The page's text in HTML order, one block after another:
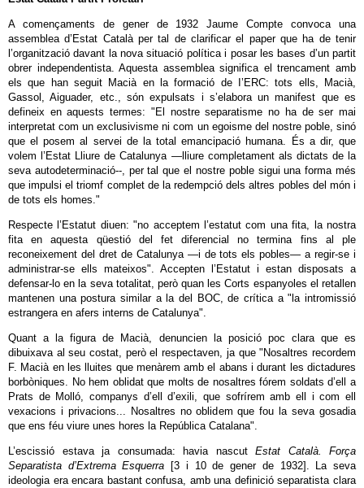
A començaments de gener de 1932 Jaume Compte convoca una
assemblea d’Estat Català per tal de clarificar el paper que ha de tenir
l’organització davant la nova situació política i posar les bases d’un partit
obrer independentista. Aquesta assemblea significa el trencament amb
els que han seguit Macià en la formació de I’ERC: tots ells, Macià,
Gassol, Aiguader, etc., són expulsats i s’elabora un manifest que es
defineix en aquests termes: "El nostre separatisme no ha de ser mai
interpretat com un exclusivisme ni com un egoisme del nostre poble, sinó
que el posem al servei de la total emancipació humana. És a dir, que
volem l’Estat Lliure de Catalunya —lliure completament als dictats de la
seva autodeterminació--, per tal que el nostre poble sigui una forma més
que impulsi el triomf complet de la redempció dels altres pobles del món i
de tots els homes."
Respecte l’Estatut diuen: "no acceptem l’estatut com una fita, la nostra
fita en aquesta qüestió del fet diferencial no termina fins al ple
reconeixement del dret de Catalunya —i de tots els pobles— a regir-se i
administrar-se ells mateixos". Accepten l’Estatut i estan disposats a
defensar-lo en la seva totalitat, però quan les Corts espanyoles el retallen
mantenen una postura similar a la del BOC, de crítica a "la intromissió
estrangera en afers interns de Catalunya".
Quant a la figura de Macià, denuncien la posició poc clara que es
dibuixava al seu costat, però el respectaven, ja que "Nosaltres recordem
F. Macià en les lluites que menàrem amb el abans i durant les dictadures
borbòniques. No hem oblidat que molts de nosaltres fórem soldats d’ell a
Prats de Molló, companys d’ell d’exili, que sofrírem amb ell i com ell
vexacions i privacions... Nosaltres no oblidem que fou la seva gosadia
que ens féu viure unes hores la República Catalana".
L’escissió estava ja consumada: havia nascut Estat Català. Força
Separatista d’Extrema Esquerra [3 i 10 de gener de 1932]. La seva
ideologia era encara bastant confusa, amb una definició separatista clara